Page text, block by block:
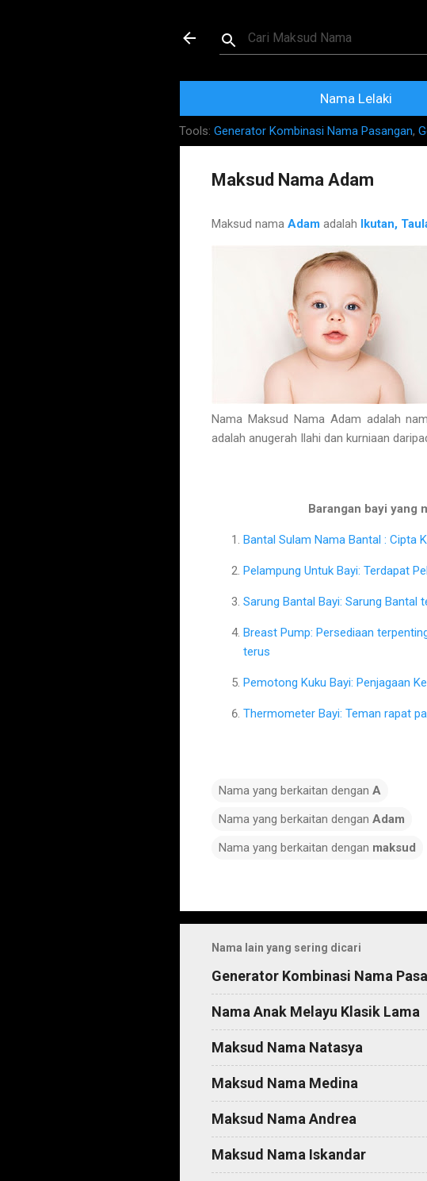
Maksud dan Makna
Nama Lelaki
Tools: Generator Kombinasi Nama Pasangan,
Maksud Nama Adam
Maksud nama Adam adalah Ikutan,
Nama Maksud Nama Adam adalah
adalah anugerah Ilahi dan kurniaan
Barangan bayi yang
Bantal Sulam Nama Bantal : Cipta
Pelampung Untuk Bayi: Terdapat
Sarung Bantal Bayi: Sarung Bantal
Breast Pump: Persediaan
terus
Pemotong Kuku Bayi: Penjagaan
Thermometer Bayi: Teman rapat
Nama yang berkaitan dengan A
Nama yang berkaitan dengan Adam
Nama yang berkaitan dengan maksud
e
n
t
s
Nama lain yang sering dicari
Generator Kombinasi Nama
Nama Anak Melayu Klasik Lama
Maksud Nama Natasya
Maksud Nama Medina
Maksud Nama Andrea
Maksud Nama Iskandar